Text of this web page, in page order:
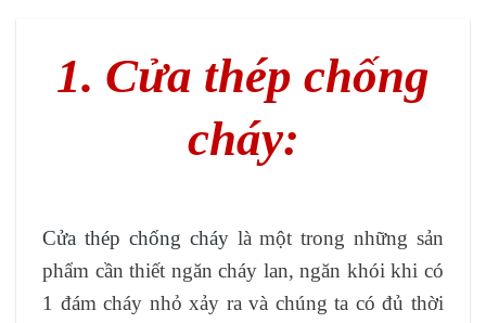
1. Cửa thép chống
cháy:
Cửa thép chống cháylà một trong những sản
phẩm cần thiết ngăn cháy lan, ngăn khói khi có
1 đám cháy nhỏ xảy ra và chúng ta có đủ thời